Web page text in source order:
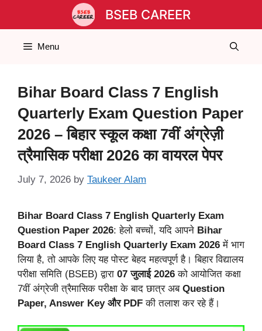
BSEB CAREER
Menu
Bihar Board Class 7 English
Quarterly Exam Question Paper
2026 – बिहार स्कूल कक्षा 7वीं अंग्रेज़ी
त्रैमासिक परीक्षा 2026 का वायरल पेपर
July 7, 2026 by Taukeer Alam
Bihar Board Class 7 English Quarterly Exam
Question Paper 2026: हेलो बच्चों, यदि आपने Bihar
Board Class 7 English Quarterly Exam 2026 में भाग
लिया है, तो आपके लिए यह पोस्ट बेहद महत्वपूर्ण है। बिहार विद्यालय
परीक्षा समिति (BSEB) द्वारा 07 जुलाई 2026 को आयोजित कक्षा
7वीं अंग्रेजी त्रैमासिक परीक्षा के बाद छात्र अब Question
Paper, Answer Key और PDF की तलाश कर रहे हैं।